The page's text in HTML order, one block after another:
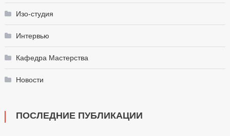
Изо-студия
Интервью
Кафедра Мастерства
Новости
ПОСЛЕДНИЕ ПУБЛИКАЦИИ